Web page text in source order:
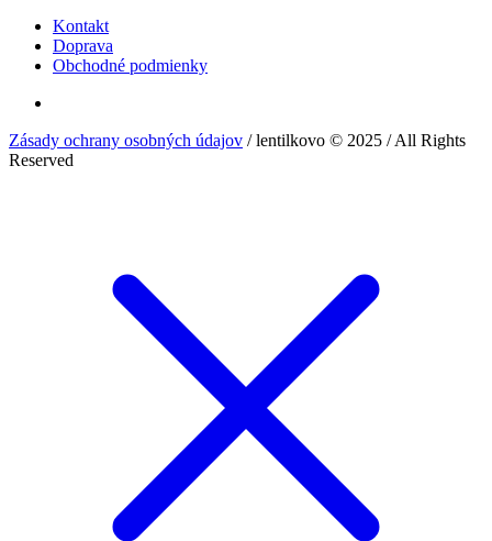
Kontakt
Doprava
Obchodné podmienky
Zásady ochrany osobných údajov / lentilkovo © 2025 / All Rights
Reserved